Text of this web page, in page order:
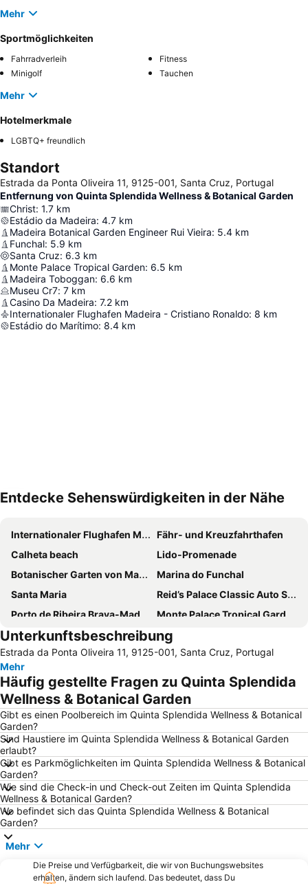
Mehr
Sportmöglichkeiten
Fahrradverleih
Fitness
Minigolf
Tauchen
Mehr
Hotelmerkmale
LGBTQ+ freundlich
Standort
Estrada da Ponta Oliveira 11, 9125-001, Santa Cruz, Portugal
Entfernung von Quinta Splendida Wellness & Botanical Garden
Christ: 1.7 km
Estádio da Madeira: 4.7 km
Madeira Botanical Garden Engineer Rui Vieira: 5.4 km
Funchal: 5.9 km
Santa Cruz: 6.3 km
Monte Palace Tropical Garden: 6.5 km
Madeira Toboggan: 6.6 km
Museu Cr7: 7 km
Casino Da Madeira: 7.2 km
Internationaler Flughafen Madeira - Cristiano Ronaldo: 8 km
Estádio do Marítimo: 8.4 km
Entdecke Sehenswürdigkeiten in der Nähe
Internationaler Flughafen Madeira Cristiano Ronaldo
Fähr- und Kreuzfahrthafen
Calheta beach
Lido-Promenade
Botanischer Garten von Madeira
Marina do Funchal
Santa Maria
Reid’s Palace Classic Auto Show
Porto de Ribeira Brava-Madeira
Monte Palace Tropical Garden
Largo do Curral das Freiras
Praia Machico
Avenida Do Mar
Avenida Arriaga
Fórum Madeira
Igreja de São Martinho
Praia do Sol
Sé Catedral de Nossa Senhora da Assunção
Palheiro Golf
Vila Beach
Eira do Serrado
Seixal
Dos Reis Magos
Casas Típicas de Santana
Santa Catarina
Igreja de São João Evangelista
Jardim de São Martinho
Parque Madeira Magic - Cidade das Crianças
Prainha
Miradouro do Cabo Girão
Casino da Madeira
Roseiral da Quinta do Arco
Igreja de Nossa Senhora da Luz
Unterkunftsbeschreibung
Estrada da Ponta Oliveira 11, 9125-001, Santa Cruz, Portugal
Mehr
Häufig gestellte Fragen zu Quinta Splendida
Wellness & Botanical Garden
Gibt es einen Poolbereich im Quinta Splendida Wellness & Botanical
Garden?
Sind Haustiere im Quinta Splendida Wellness & Botanical Garden
erlaubt?
Gibt es Parkmöglichkeiten im Quinta Splendida Wellness & Botanical
Garden?
Wie sind die Check-in und Check-out Zeiten im Quinta Splendida
Wellness & Botanical Garden?
Wo befindet sich das Quinta Splendida Wellness & Botanical
Garden?
Mehr
Die Preise und Verfügbarkeit, die wir von Buchungswebsites
erhalten, ändern sich laufend. Das bedeutet, dass Du